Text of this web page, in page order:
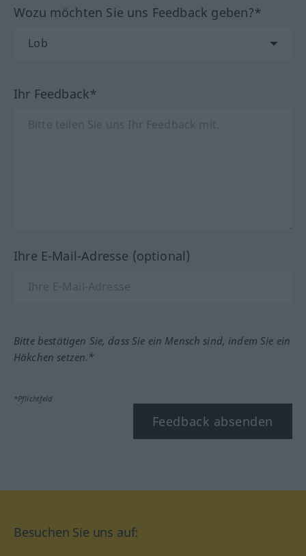
Wozu möchten Sie uns Feedback geben?*
Ihr Feedback*
Ihre E-Mail-Adresse (optional)
Bitte bestätigen Sie, dass Sie ein Mensch sind, indem Sie ein
Häkchen setzen.*
*Pflichtfeld
Feedback absenden
Besuchen Sie uns auf: